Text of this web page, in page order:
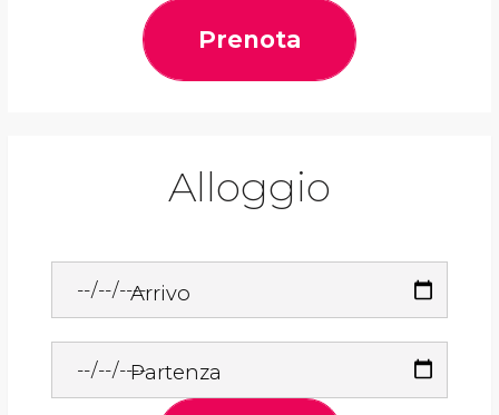
Prenota
Alloggio
Arrivo
Partenza